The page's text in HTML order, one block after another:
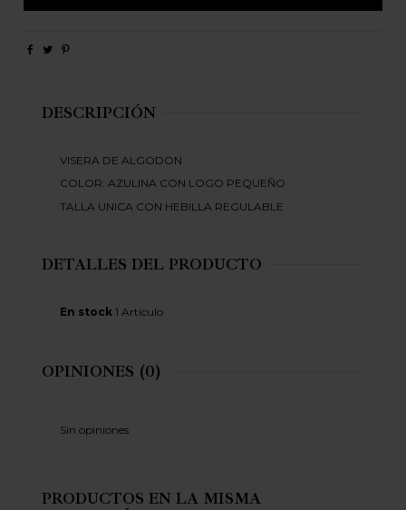
DESCRIPCIÓN
VISERA DE ALGODON
COLOR: AZULINA CON LOGO PEQUEÑO
TALLA UNICA CON HEBILLA REGULABLE
DETALLES DEL PRODUCTO
En stock 1 Artículo
OPINIONES (0)
Sin opiniones
PRODUCTOS EN LA MISMA